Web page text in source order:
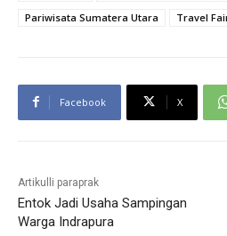
Pariwisata Sumatera Utara
Travel
Facebook X
Artikulli paraprak
Entok Jadi Usaha Sampingan
Warga Indrapura